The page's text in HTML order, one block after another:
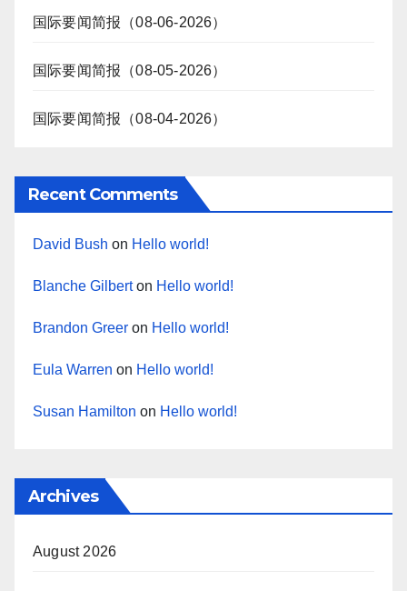
国际要闻简报（08-06-2026）
国际要闻简报（08-05-2026）
国际要闻简报（08-04-2026）
Recent Comments
David Bush on Hello world!
Blanche Gilberton Hello world!
Brandon Greer on Hello world!
Eula Warren on Hello world!
Susan Hamilton on Hello world!
Archives
August 2026